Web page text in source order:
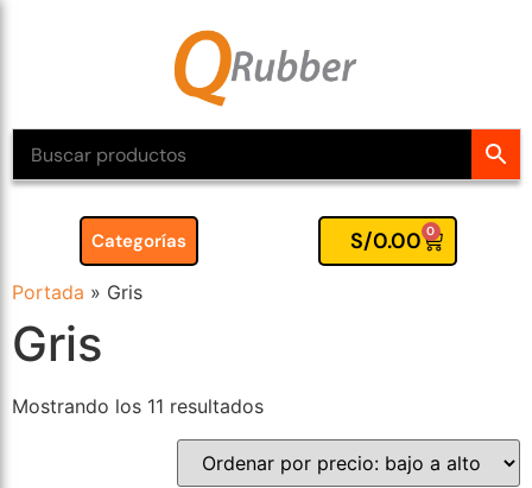
Categorías S/0.00 0
Portada » Gris
Gris
Mostrando los 11 resultados